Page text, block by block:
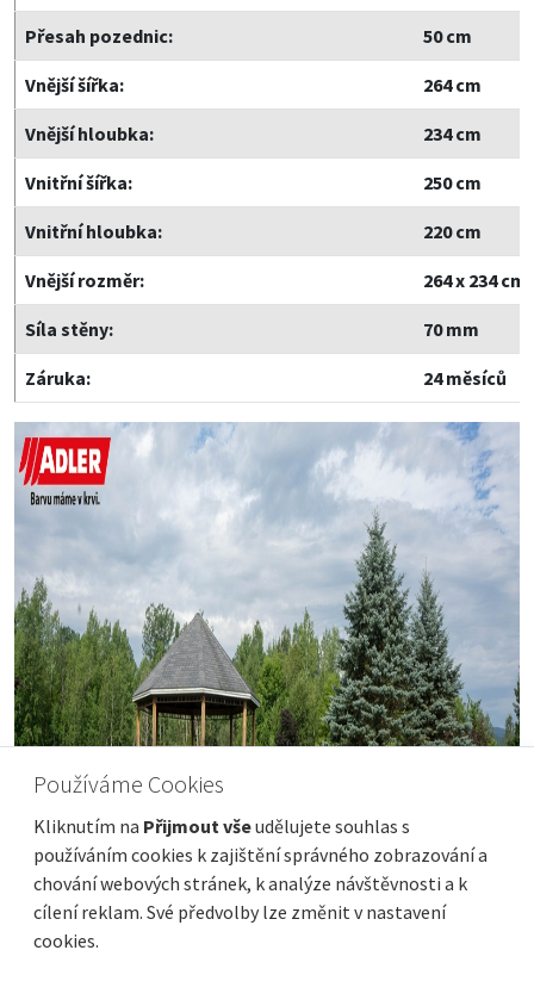
Přesah pozednic: 50 cm
Vnější šířka: 264 cm
Vnější hloubka: 234 cm
Vnitřní šířka: 250 cm
Vnitřní hloubka: 220 cm
Vnější rozměr: 264 x 234 cm
Síla stěny: 70 mm
Záruka: 24 měsíců
Používáme Cookies
Kliknutím na Přijmout všeudělujete souhlas s
používáním cookies k zajištění správného zobrazování a
chování webových stránek, k analýze návštěvnosti a k
cílení reklam. Své předvolby lze změnit v nastavení
cookies.